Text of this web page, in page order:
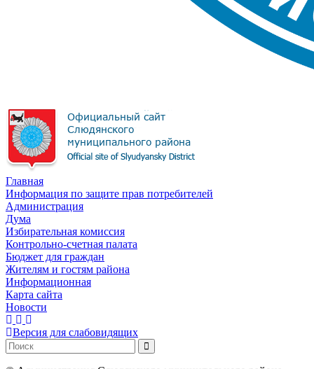
Главная
Информация по защите прав потребителей
Администрация
Дума
Избирательная комиссия
Контрольно-счетная палата
Бюджет для граждан
Жителям и гостям района
Информационная
Карта сайта
Новости
Версия для слабовидящих